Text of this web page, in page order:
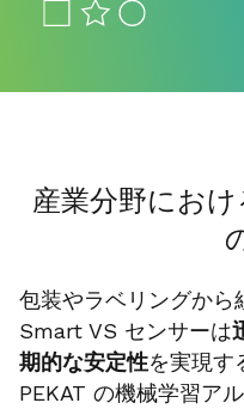
産業分野にお
包装やラベリングから
Smart VS センサーは
期的な安定性を実現す
PEKAT の機械学習ア